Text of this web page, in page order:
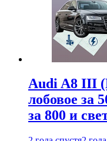
Audi A8 III
лобовое за
за 800 и